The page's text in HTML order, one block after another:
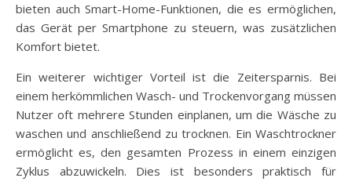
bieten auch Smart-Home-Funktionen, die es ermöglichen,
das Gerät per Smartphone zu steuern, was zusätzlichen
Komfort bietet.
Ein weiterer wichtiger Vorteil ist die Zeitersparnis. Bei
einem herkömmlichen Wasch- und Trockenvorgang müssen
Nutzer oft mehrere Stunden einplanen, um die Wäsche zu
waschen und anschließend zu trocknen. Ein Waschtrockner
ermöglicht es, den gesamten Prozess in einem einzigen
Zyklus abzuwickeln. Dies ist besonders praktisch für